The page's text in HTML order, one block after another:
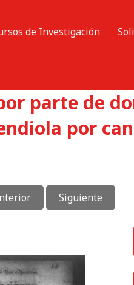
de Investigación
parte de
por
Siguiente